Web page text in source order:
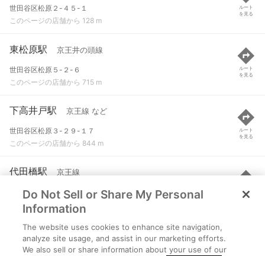
世田谷区松原２-４５-１
このページの店舗から 128 m
ルート
を見る
東松原駅 京王井の頭線
世田谷区松原５-２-６
このページの店舗から 715 m
ルート
を見る
下高井戸駅 京王線 など
世田谷区松原３-２９-１７
このページの店舗から 844 m
ルート
を見る
代田橋駅 京王線
世田谷区大原２-１８-９
このページの店舗から 890 m
ルート
を見る
新代田駅 京王井の頭線
世田谷区代田５-３０-１８
Do Not Sell or Share My Personal
Information
The website uses cookies to enhance site navigation,
analyze site usage, and assist in our marketing efforts.
We also sell or share information about your use of our